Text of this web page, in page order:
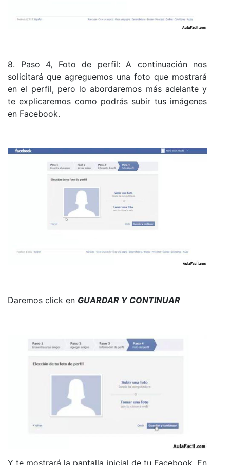
8. Paso 4, Foto de perfil: A continuación nos
solicitará que agreguemos una foto que mostrará
en el perfil, pero lo abordaremos más adelante y
te explicaremos como podrás subir tus imágenes
en Facebook.
Daremos click en GUARDAR Y CONTINUAR
Y te mostrará la pantalla inicial de tu Facebook. En